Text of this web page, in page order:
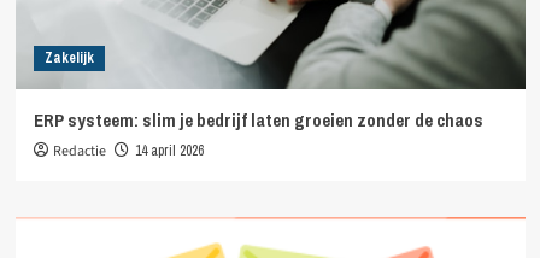
Zakelijk
ERP systeem: slim je bedrijf laten groeien zonder de chaos
Redactie 14 april 2026